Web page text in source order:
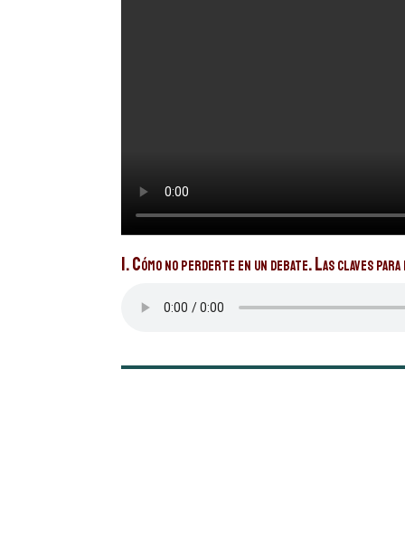
1. Cómo no perderte en un debate. Las claves